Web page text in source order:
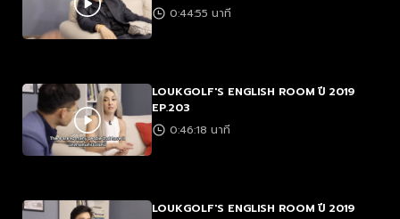
0:44:55 นาที
LOUKGOLF'S ENGLISH ROOM ปี 2019
EP.203
0:46:18 นาที
LOUKGOLF'S ENGLISH ROOM ปี 2019